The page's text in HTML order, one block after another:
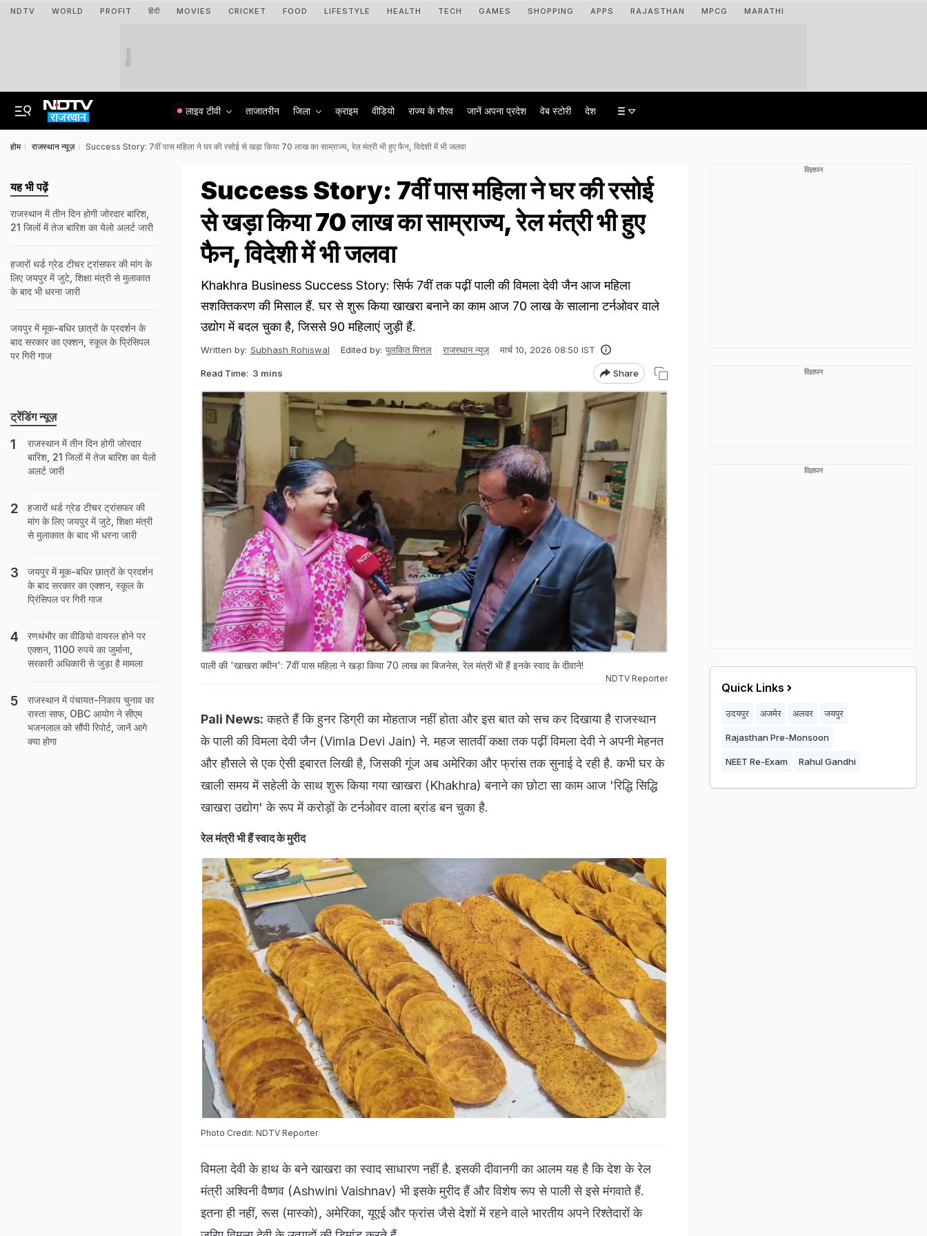
NDTV WORLD PROFIT हिंदी MOVIES CRICKET FOOD LIFESTYLE HEALTH TECH GAMES SHOPPING APPS RAJASTHAN MPCG MARATHI
विज्ञापन
लाइव टीवी ताजातरीन जिला क्राइम वीडियो राज्‍य के गौरव जानें अपना प्रदेश वेब स्टोरी देश
होम राजस्थान न्यूज़ Success Story: 7वीं पास महिला ने घर की रसोई से खड़ा किया 70 लाख का साम्राज्य, रेल मंत्री भी हुए फैन, विदेशी में भी जलवा
Success Story: 7वीं पास महिला ने घर की रसोई
से खड़ा किया 70 लाख का साम्राज्य, रेल मंत्री भी हुए
फैन, विदेशी में भी जलवा
Khakhra Business Success Story: सिर्फ 7वीं तक पढ़ीं पाली की विमला देवी जैन आज महिला
सशक्तिकरण की मिसाल हैं. घर से शुरू किया खाखरा बनाने का काम आज 70 लाख के सालाना टर्नओवर वाले
उद्योग में बदल चुका है, जिससे 90 महिलाएं जुड़ी हैं.
Written by: Subhash Rohiswal Edited by: पुलकित मित्तल राजस्थान न्यूज़ मार्च 10, 2026 08:50 IST
Read Time: 3 mins Share
पाली की 'खाखरा क्वीन': 7वीं पास महिला ने खड़ा किया 70 लाख का बिजनेस, रेल मंत्री भी हैं इनके स्वाद के दीवाने!
NDTV Reporter
Pali News: कहते हैं कि हुनर डिग्री का मोहताज नहीं होता और इस बात को सच कर दिखाया है राजस्थान
के पाली की विमला देवी जैन (Vimla Devi Jain) ने. महज सातवीं कक्षा तक पढ़ीं विमला देवी ने अपनी मेहनत
और हौसले से एक ऐसी इबारत लिखी है, जिसकी गूंज अब अमेरिका और फ्रांस तक सुनाई दे रही है. कभी घर के
खाली समय में सहेली के साथ शुरू किया गया खाखरा (Khakhra) बनाने का छोटा सा काम आज 'रिद्धि सिद्धि
खाखरा उद्योग' के रूप में करोड़ों के टर्नओवर वाला ब्रांड बन चुका है.
रेल मंत्री भी हैं स्वाद के मुरीद
Photo Credit: NDTV Reporter
विमला देवी के हाथ के बने खाखरा का स्वाद साधारण नहीं है. इसकी दीवानगी का आलम यह है कि देश के रेल
मंत्री अश्विनी वैष्णव (Ashwini Vaishnav) भी इसके मुरीद हैं और विशेष रूप से पाली से इसे मंगवाते हैं.
इतना ही नहीं, रूस (मास्को), अमेरिका, यूएई और फ्रांस जैसे देशों में रहने वाले भारतीय अपने रिश्तेदारों के
यह भी पढ़ें
राजस्‍थान में तीन द‍िन होगी जोरदार बार‍िश,
21 जिलों में तेज बारिश का येलो अलर्ट जारी
हजारों थर्ड ग्रेड टीचर ट्रांसफर की मांग के
लिए जयपुर में जुटे, शिक्षा मंत्री से मुलाकात
के बाद भी धरना जारी
जयपुर में मूक-बधिर छात्रों के प्रदर्शन के
बाद सरकार का एक्शन, स्कूल के प्रिंसिपल
पर गिरी गाज
ट्रेंडिंग न्यूज़
राजस्‍थान में तीन द‍िन होगी जोरदार
बार‍िश, 21 जिलों में तेज बारिश का येलो
अलर्ट जारी
हजारों थर्ड ग्रेड टीचर ट्रांसफर की
मांग के लिए जयपुर में जुटे, शिक्षा मंत्री
से मुलाकात के बाद भी धरना जारी
जयपुर में मूक-बधिर छात्रों के प्रदर्शन
के बाद सरकार का एक्शन, स्कूल के
प्रिंसिपल पर गिरी गाज
रणथंभौर का वीडियो वायरल होने पर
एक्शन, 1100 रुपये का जुर्माना,
सरकारी अधिकारी से जुड़ा है मामला
राजस्थान में पंचायत-निकाय चुनाव का
रास्ता साफ, OBC आयोग ने सीएम
भजनलाल को सौंपी रिपोर्ट, जानें आगे
क्या होगा
विज्ञापन
विज्ञापन
विज्ञापन
Quick Links
उदयपुर अजमेर अलवर जयपुर
Rajasthan Pre-Monsoon
NEET Re-Exam Rahul Gandhi